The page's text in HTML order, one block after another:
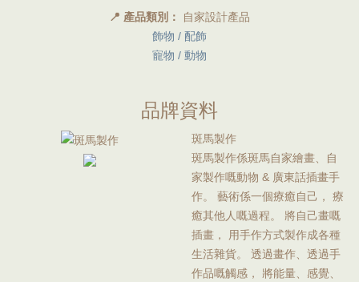
📍 產品類別：
自家設計產品
飾物 / 配飾
寵物 / 動物
品牌資料
斑馬製作
斑馬製作係斑馬自家繪畫、自
家製作嘅動物 & 廣東話插畫手
作。 藝術係一個療癒自己， 療
癒其他人嘅過程。 將自己畫嘅
插畫， 用手作方式製作成各種
生活雜貨。 透過畫作、透過手
作品嘅觸感， 將能量、感覺、